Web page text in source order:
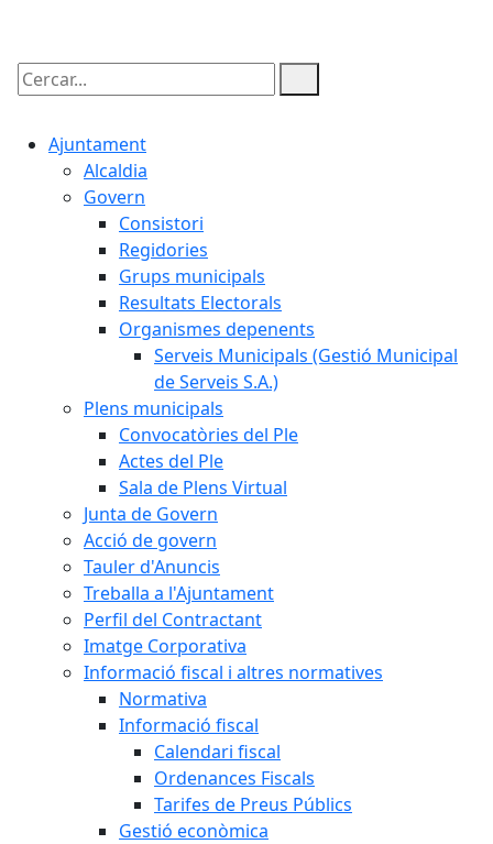
Cercar:
Ajuntament
Alcaldia
Govern
Consistori
Regidories
Grups municipals
Resultats Electorals
Organismes depenents
Serveis Municipals (Gestió Municipal
de Serveis S.A.)
Plens municipals
Convocatòries del Ple
Actes del Ple
Sala de Plens Virtual
Junta de Govern
Acció de govern
Tauler d'Anuncis
Treballa a l'Ajuntament
Perfil del Contractant
Imatge Corporativa
Informació fiscal i altres normatives
Normativa
Informació fiscal
Calendari fiscal
Ordenances Fiscals
Tarifes de Preus Públics
Gestió econòmica